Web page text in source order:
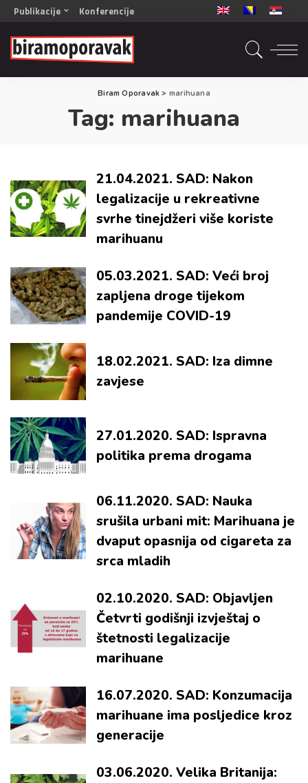
Publikacije
OPORAVAK- Naš zajednički cilj BiH/CG
OPORAVAK- Naš zajednički cilj SRB
RECOVERY- Our common goal ENG
OPORAVAK- Naš zajednički cilj 2
Mala knjiga vještina
Konferencije
Biram Oporavak > marihuana
Tag: marihuana
21.04.2021. SAD: Nakon
legalizacije u rekreativne
svrhe tinejdžeri više koriste
marihuanu
05.03.2021. SAD: Veći broj
zapljena droge tijekom
pandemije COVID-19
18.02.2021. SAD: Iza dimne
zavjese
27.01.2020. SAD: Ispravna
politika prema drogama
06.11.2020. SAD: Nauka
srušila urbani mit: Marihuana je
dvaput opasnija od cigareta za
srca mladih
02.10.2020. SAD: Objavljen
Četvrti godišnji izvještaj o
štetnosti legalizacije
marihuane
16.07.2020. SAD: Konzumacija
marihuane ima posljedice kroz
generacije
03.06.2020. Velika Britanija: